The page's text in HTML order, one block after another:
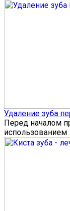
Удаление зуба
Перед началом
использованием